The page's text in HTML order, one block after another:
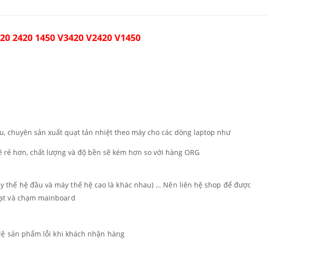
1450 V3420 V2420 V1450
chuyên sản xuất quạt tản nhiệt theo máy cho các dòng laptop như
hơn, chất lượng và độ bền sẽ kém hơn so với hàng ORG
thế hệ đầu và máy thế hệ cao là khác nhau) … Nên liên hệ shop để được
và chạm mainboard
sản phẩm lỗi khi khách nhận hàng